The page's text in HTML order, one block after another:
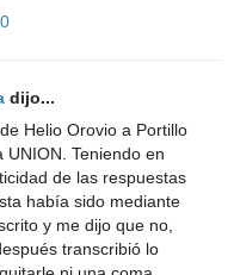
dijo...
Helio Orovio a Portillo
Teniendo en
de las respuestas
había sido mediante
y me dijo que no,
transcribió lo